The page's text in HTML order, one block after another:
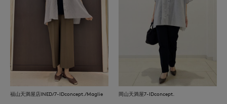
福山天満屋店INED/7-IDconcept./Maglie 岡山天満屋7-IDconcept.